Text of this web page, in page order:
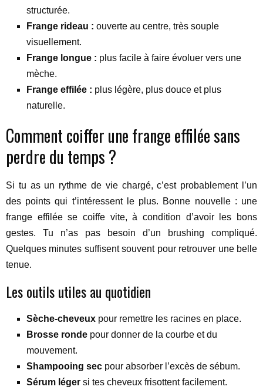
structurée.
Frange rideau : ouverte au centre, très souple
visuellement.
Frange longue : plus facile à faire évoluer vers une
mèche.
Frange effilée : plus légère, plus douce et plus
naturelle.
Comment coiffer une frange effilée sans
perdre du temps ?
Si tu as un rythme de vie chargé, c’est probablement l’un
des points qui t’intéressent le plus. Bonne nouvelle : une
frange effilée se coiffe vite, à condition d’avoir les bons
gestes. Tu n’as pas besoin d’un brushing compliqué.
Quelques minutes suffisent souvent pour retrouver une belle
tenue.
Les outils utiles au quotidien
Sèche-cheveux pour remettre les racines en place.
Brosse ronde pour donner de la courbe et du
mouvement.
Shampooing sec pour absorber l’excès de sébum.
Sérum léger si tes cheveux frisottent facilement.